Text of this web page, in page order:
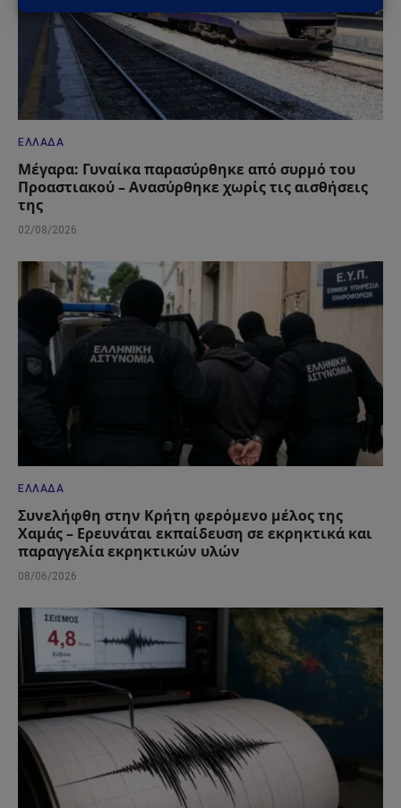
ΕΛΛΆΔΑ
Μέγαρα: Γυναίκα παρασύρθηκε από συρμό του
Προαστιακού – Ανασύρθηκε χωρίς τις αισθήσεις
της
02/08/2026
ΕΛΛΆΔΑ
Συνελήφθη στην Κρήτη φερόμενο μέλος της
Χαμάς – Ερευνάται εκπαίδευση σε εκρηκτικά και
παραγγελία εκρηκτικών υλών
08/06/2026